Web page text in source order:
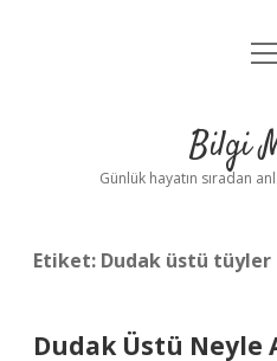
Yasal
Bilgi
Günlük hayatın sıradan
Etiket: Dudak üstü tüyler
Dudak Üstü Neyle